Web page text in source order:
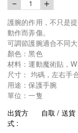
1
護腕的作用，不只是
動作而弄傷。
可調節護腕適合不同
顏色：黑色
材料：運動魔術貼，
尺寸： 均碼，左右手
用途：保護手腕
單位：一隻
出貨方
式 :
自取 / 送貨